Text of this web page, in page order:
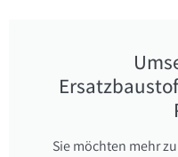
Sie möchten mehr